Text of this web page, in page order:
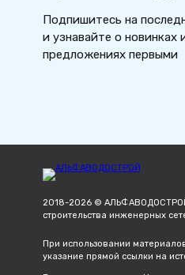
Подпишитесь на
и узнавайте о новинках
предложениях первыми
2018-2026 ©
строительства инженерных
При использовании
указание прямой ссылки на